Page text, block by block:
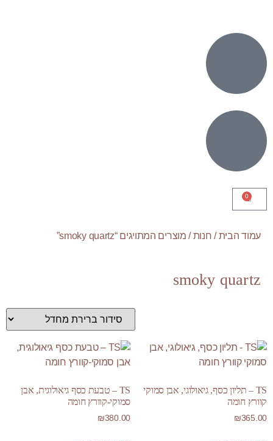
0
עמוד הבית/ חנות/ מוצרים המתויגים “smoky quartz”
smoky quartz
TS – תליון כסף, גיאולוגי, אבן סמוקי
קוורץ חומה
₪365.00
TS – טבעת כסף גיאולוגית, אבן
סמוקי-קוורץ חומה
₪380.00